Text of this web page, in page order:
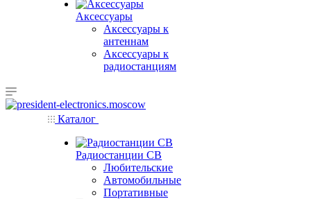
Аксессуары
Аксессуары к
антеннам
Аксессуары к
радиостанциям
Каталог
Радиостанции CB
Любительские
Автомобильные
Портативные